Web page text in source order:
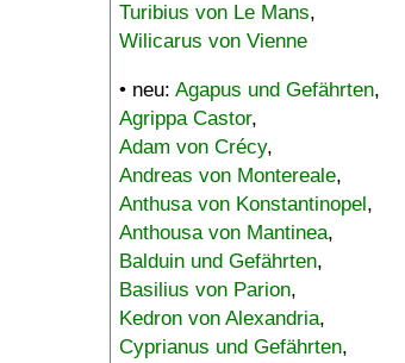
Turibius von Le Mans,
Wilicarus von Vienne
• neu: Agapus und Gefährten,
Agrippa Castor,
Adam von Crécy,
Andreas von Montereale,
Anthusa von Konstantinopel,
Anthousa von Mantinea,
Balduin und Gefährten,
Basilius von Parion,
Kedron von Alexandria,
Cyprianus und Gefährten,